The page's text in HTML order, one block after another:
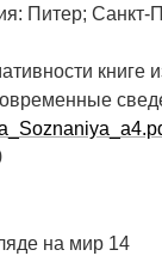
Питер; Санкт-
книге
на мир 14